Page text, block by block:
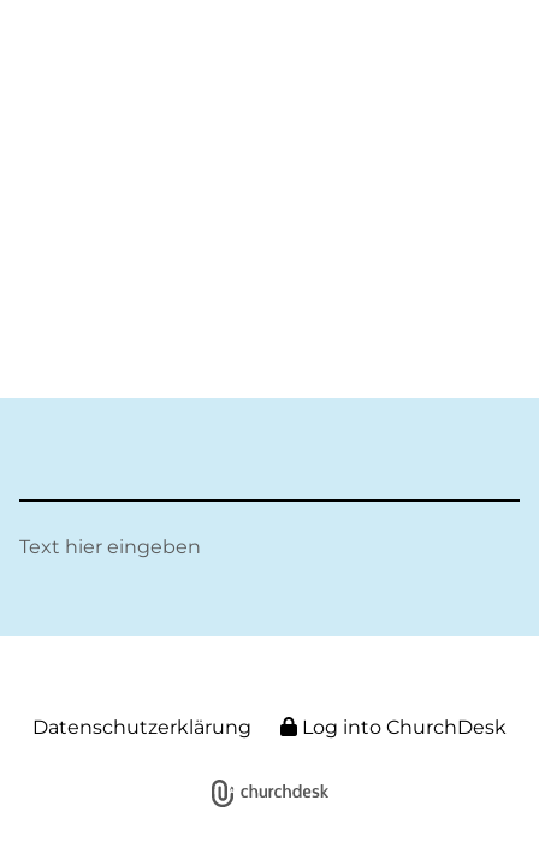
Text hier eingeben
Datenschutzerklärung Log into ChurchDesk